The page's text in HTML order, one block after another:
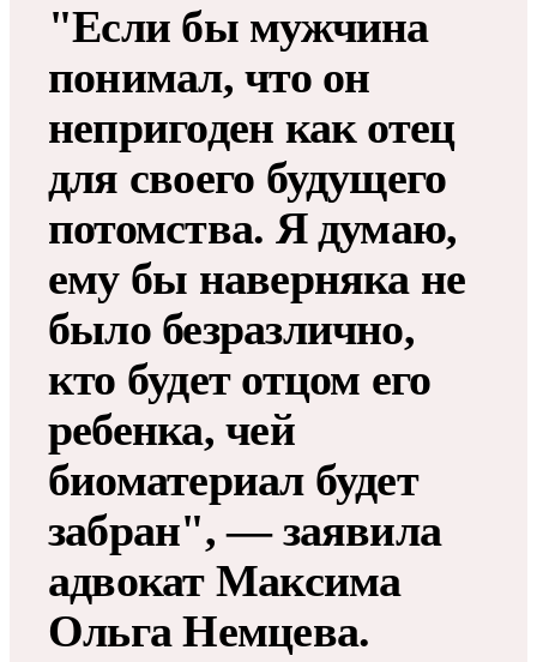
"Если бы мужчина
понимал, что он
непригоден как отец
для своего будущего
потомства. Я думаю,
ему бы наверняка не
было безразлично,
кто будет отцом его
ребенка, чей
биоматериал будет
забран", — заявила
адвокат Максима
Ольга Немцева.